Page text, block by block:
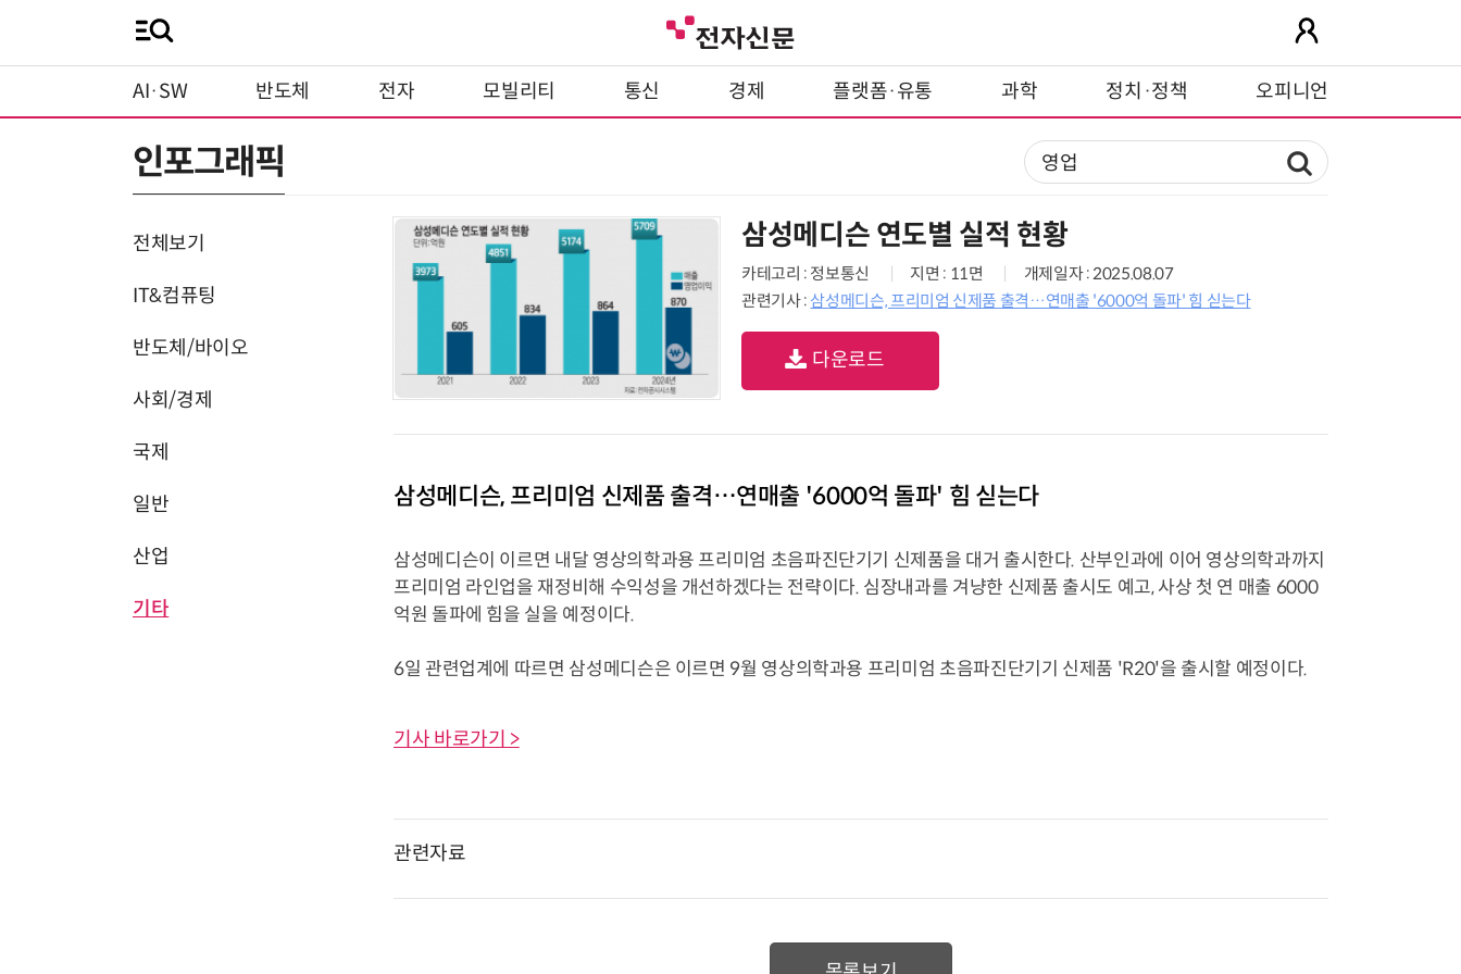
AI·SW 반도체 전자 모빌리티 통신 경제 플랫폼·유통 과학 정치·정책 오피니언
인포그래픽
전체보기
IT&컴퓨팅
반도체/바이오
사회/경제
국제
일반
산업
기타
삼성메디슨 연도별 실적 현황
카테고리 : 정보통신 지면 : 11면
개제일자 : 2025.08.07
관련기사 : 삼성메디슨, 프리미엄 신제품 출격…연매출 '6000억 돌파' 힘 싣는다
다운로드
삼성메디슨, 프리미엄 신제품 출격…연매출 '6000억 돌파' 힘 싣는다
삼성메디슨이 이르면 내달 영상의학과용 프리미엄 초음파진단기기 신제품을 대거 출시한다. 산부인과에 이어 영상의학과까지
프리미엄 라인업을 재정비해 수익성을 개선하겠다는 전략이다. 심장내과를 겨냥한 신제품 출시도 예고, 사상 첫 연 매출 6000
억원 돌파에 힘을 실을 예정이다.
6일 관련업계에 따르면 삼성메디슨은 이르면 9월 영상의학과용 프리미엄 초음파진단기기 신제품 'R20'을 출시할 예정이다.
기사 바로가기 >
관련자료